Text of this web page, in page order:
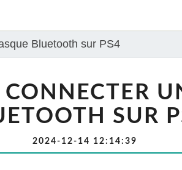
Bluetooth sur PS4
SUR
2024-12-14 12:14:39